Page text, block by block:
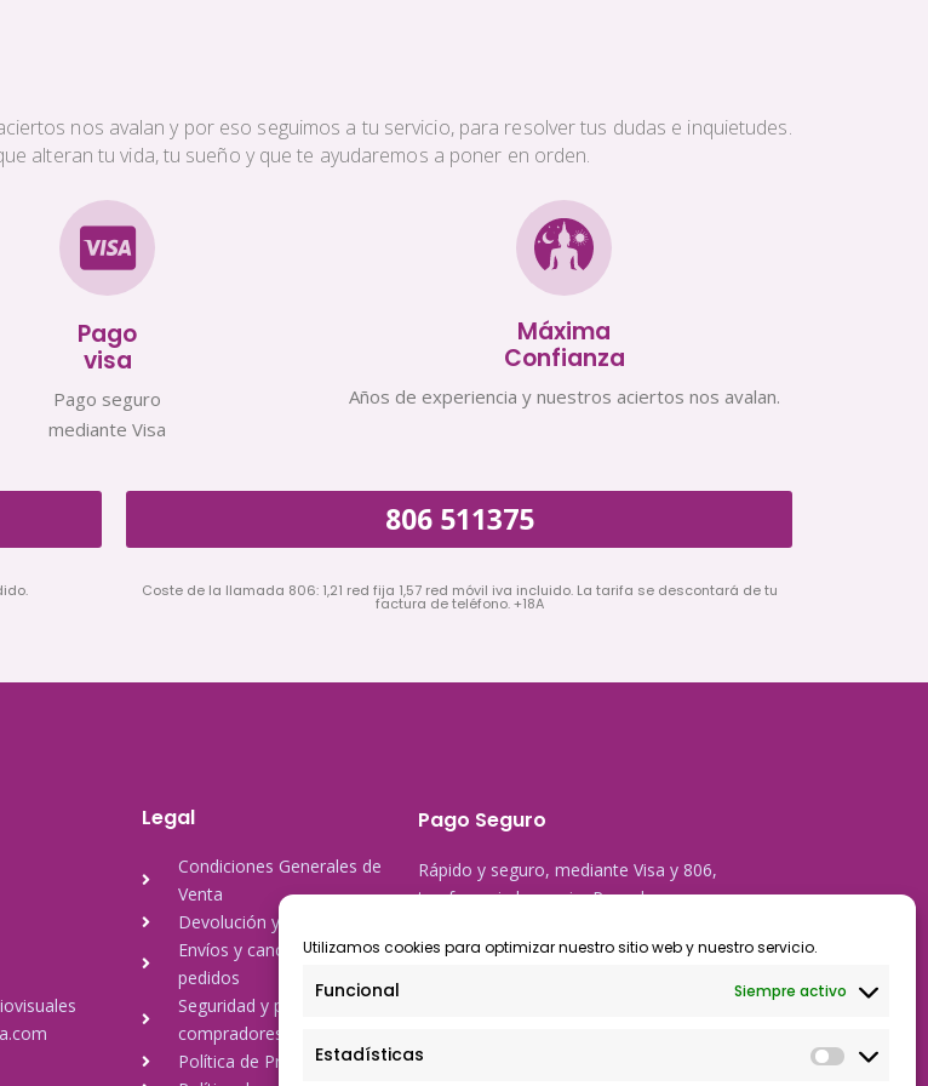
Utilizamos cookies para optimizar nuestro sitio web y nuestro servicio.
Funcional Siempre activo
Estadísticas
nos avalan y por eso seguimos a tu servicio, para resolver tus dudas e inquietudes.
alteran tu vida, tu sueño y que te ayudaremos a poner en orden.
Pago
visa
Pago seguro
mediante Visa
Máxima
Confianza
Años de experiencia y nuestros aciertos nos avalan.
806 511375
Coste de la llamada 806: 1,21 red fija 1,57 red móvil iva incluido. La tarifa se descontará de tu
factura de teléfono. +18A
Legal
Condiciones Generales de
Venta
Devolución y reembolso
Envíos y cancelación de
pedidos
Seguridad y protección a
compradores
Política de Privacidad
Pago Seguro
Rápido y seguro, mediante Visa y 806,
trasferencia bancaria, Paypal